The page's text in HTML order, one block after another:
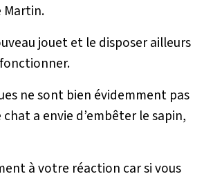
Martin.
jouet et le disposer ailleurs
ne sont bien évidemment pas
a envie d’embêter le sapin,
à votre réaction car si vous